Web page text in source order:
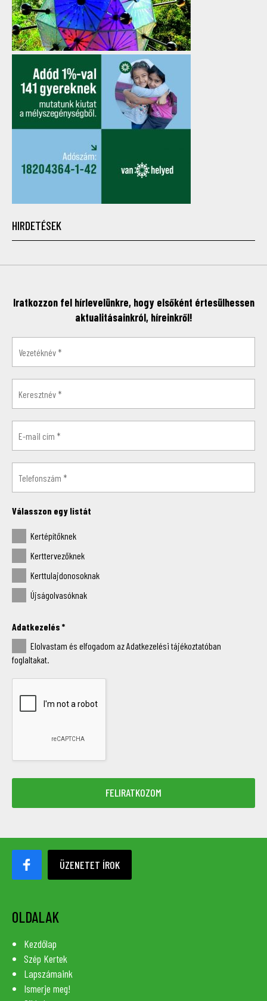
HIRDETÉSEK
Iratkozzon fel hírlevelünkre, hogy elsőként értesülhessen
aktualitásainkról, híreinkről!
Válasszon egy listát
Kertépítőknek
Kerttervezőknek
Kerttulajdonosoknak
Újságolvasóknak
Adatkezelés *
Elolvastam és elfogadom az Adatkezelési tájékoztatóban
foglaltakat.
ÜZENETET ÍROK
OLDALAK
Kezdőlap
Szép Kertek
Lapszámaink
Ismerje meg!